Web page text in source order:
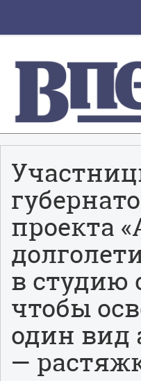
проекта
в студию
чтобы
один вид
—